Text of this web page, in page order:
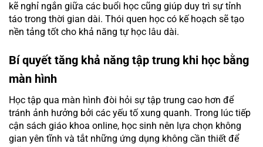
kẽ nghỉ ngắn giữa các buổi học cũng giúp duy trì sự tỉnh
táo trong thời gian dài. Thói quen học có kế hoạch sẽ tạo
nền tảng tốt cho khả năng tự học lâu dài.
Bí quyết tăng khả năng tập trung khi học bằng
màn hình
Học tập qua màn hình đòi hỏi sự tập trung cao hơn để
tránh ảnh hưởng bởi các yếu tố xung quanh. Trong lúc tiếp
cận sách giáo khoa online, học sinh nên lựa chọn không
gian yên tĩnh và tắt những ứng dụng không cần thiết để